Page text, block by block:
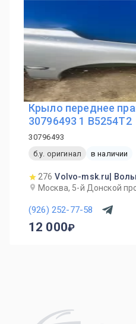
Крыло переднее
30796493 1 B5254T2
30796493
б.у. оригинал
в наличии
276 Volvo-msk.ru|
Москва, 5-й Донской
(926) 252-77-58
12 000